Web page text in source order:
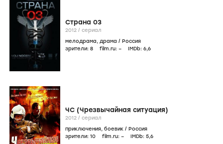
Страна 03
2012 / сериал
мелодрама, драма / Россия
зрители: 8 film.ru: – IMDb: 6,6
ЧС (Чрезвычайная ситуация)
2012 / сериал
приключения, боевик / Россия
зрители: 10 film.ru: – IMDb: 5,6